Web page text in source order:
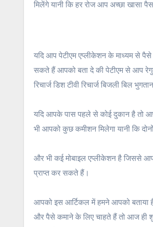
मिलेंगे यानी कि हर रोज आप अच्छा खासा
यदि आप पेटीएम एप्लीकेशन के माध्यम से
सकते हैं आपको बता दे की पेटीएम से आप
रिचार्ज डिश टीवी रिचार्ज बिजली बिल
यदि आपके पास पहले से कोई दुकान है तो
भी आपको कुछ कमीशन मिलेगा यानी कि
और भी कई मोबाइल एप्लीकेशन है जिससे
प्राप्त कर सकते हैं।
आपको इस आर्टिकल में हमने आपको बताया
और पैसे कमाने के लिए चाहते हैं तो आज ही